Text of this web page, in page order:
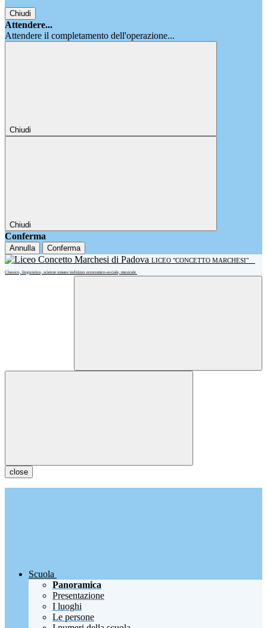
Chiudi
Attendere...
Attendere il completamento dell'operazione...
Chiudi
Chiudi
Conferma
Annulla Conferma
LICEO "CONCETTO MARCHESI"
Classico, linguistico, scienze umane indirizzo economico-sociale, musicale
close
Scuola
Panoramica
Presentazione
I luoghi
Le persone